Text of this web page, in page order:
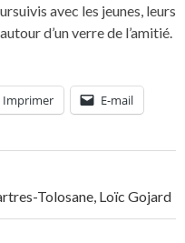
avec les jeunes, leurs
d’un verre de l’amitié.
Imprimer E-mail
Tolosane, Loïc Gojard